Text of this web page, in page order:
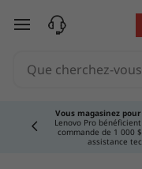
Tpasser au contenu
Vous magasinez
Lenovo Pro
commande de 1 000
assistance
Currently